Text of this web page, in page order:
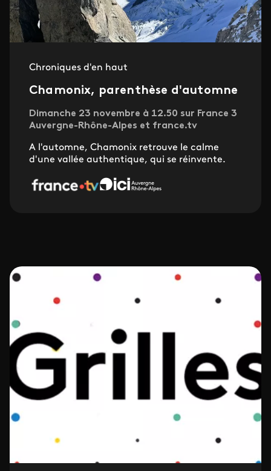
Chroniques d'en haut
Chamonix, parenthèse d'automne
Dimanche 23 novembre à 12.50 sur France 3
Auvergne-Rhône-Alpes et france.tv
A l'automne, Chamonix retrouve le calme
d'une vallée authentique, qui se réinvente.